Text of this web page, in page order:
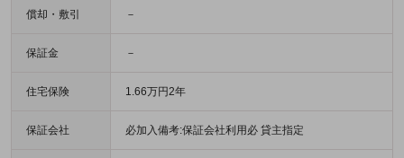
償却・敷引 －
保証金 －
住宅保険 1.66万円2年
保証会社 必加入備考:保証会社利用必 貸主指定